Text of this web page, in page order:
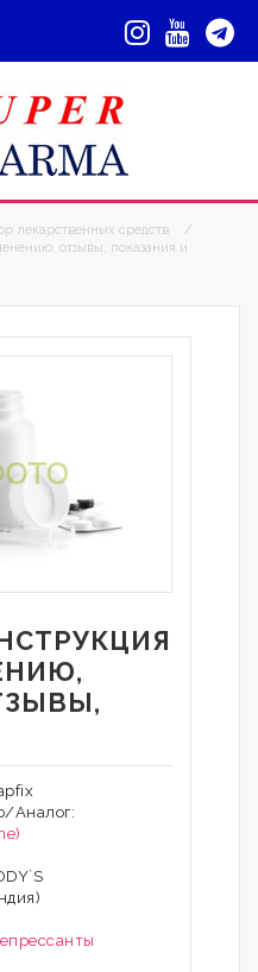
лекарственных средств
/
отзывы, показания и
Аналог: